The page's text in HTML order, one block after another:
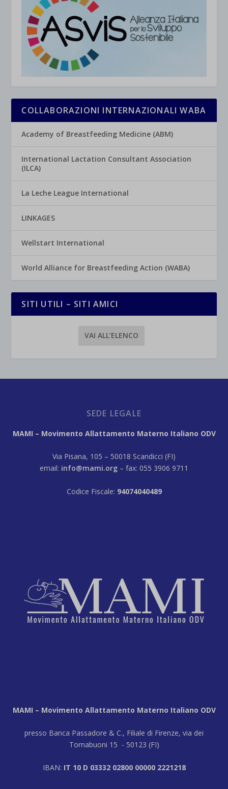
COLLABORAZIONI INTERNAZIONALI WABA
Academy of Breastfeeding Medicine (ABM)
International Lactation Consultant Association
(ILCA)
La Leche League International
LINKAGES
Wellstart International
World Alliance for Breastfeeding Action (WABA)
SITI UTILI – SITI AMICI
VAI ALL’ELENCO
SEDE LEGALE
MAMI – Movimento Allattamento Materno Italiano ODV
Via Pisana, 105 – 50018 Scandicci (FI)
email: info@mami.org – fax: 055 3906 9711
Codice Fiscale: 94074040489
MAMI – Movimento Allattamento Materno Italiano ODV
presso Banca Passadore & C., Filiale di Firenze, via dei
Tornabuoni 15 - 50123 (FI)
IBAN: IT 10 D 03332 02800 00000 2221218